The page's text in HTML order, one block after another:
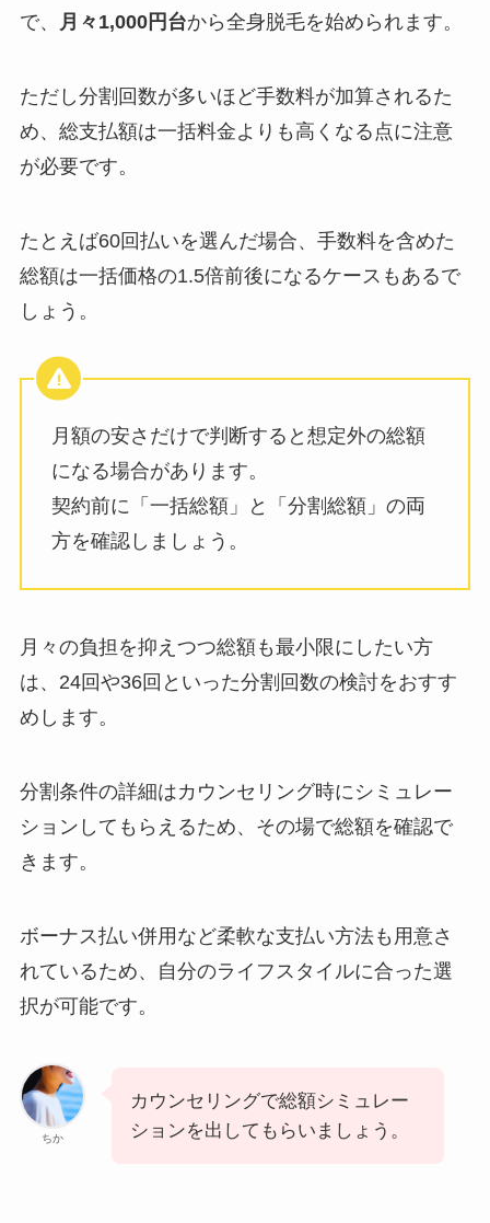
で、
月々1,000円台から全身脱毛を始められます。
ただし分割回数が多いほど手数料が加算されるた
め、総支払額は一括料金よりも高くなる点に注意
が必要です。
たとえば60回払いを選んだ場合、手数料を含めた
総額は一括価格の1.5倍前後になるケースもあるで
しょう。
月額の安さだけで判断すると想定外の総額
になる場合があります。
契約前に「一括総額」と「分割総額」の両
方を確認しましょう。
月々の負担を抑えつつ総額も最小限にしたい方
は、24回や36回といった分割回数の検討をおすす
めします。
分割条件の詳細はカウンセリング時にシミュレー
ションしてもらえるため、その場で総額を確認で
きます。
ボーナス払い併用など柔軟な支払い方法も用意さ
れているため、自分のライフスタイルに合った選
択が可能です。
ちか
カウンセリングで総額シミュレー
ションを出してもらいましょう。